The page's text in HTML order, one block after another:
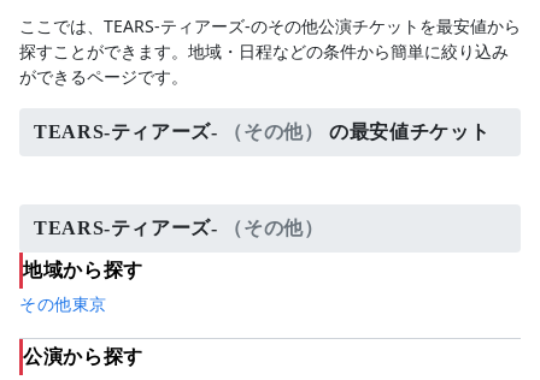
ここでは、TEARS-ティアーズ-のその他公演チケットを最安値から
探すことができます。地域・日程などの条件から簡単に絞り込み
ができるページです。
TEARS-ティアーズ- （その他） の最安値チケット
TEARS-ティアーズ- （その他）
地域から探す
その他東京
公演から探す